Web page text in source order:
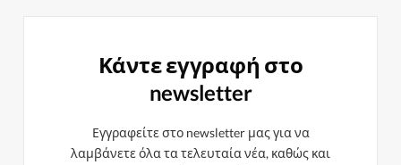
Κάντε εγγραφή στο
newsletter
Εγγραφείτε στο newsletter μας για να
λαμβάνετε όλα τα τελευταία νέα, καθώς και